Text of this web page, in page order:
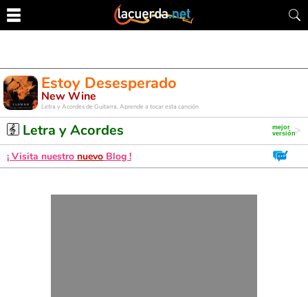
Estoy Desesperado
New Wine
Letra y Acordes de Guitarra. Aprende a tocar esta canción
Letra y Acordes
¡ Visita nuestro nuevo Blog !